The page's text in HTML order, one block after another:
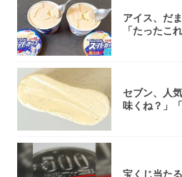
アイス、だ
「たったこ
セブン、人
味くね？」
宝くじ当た